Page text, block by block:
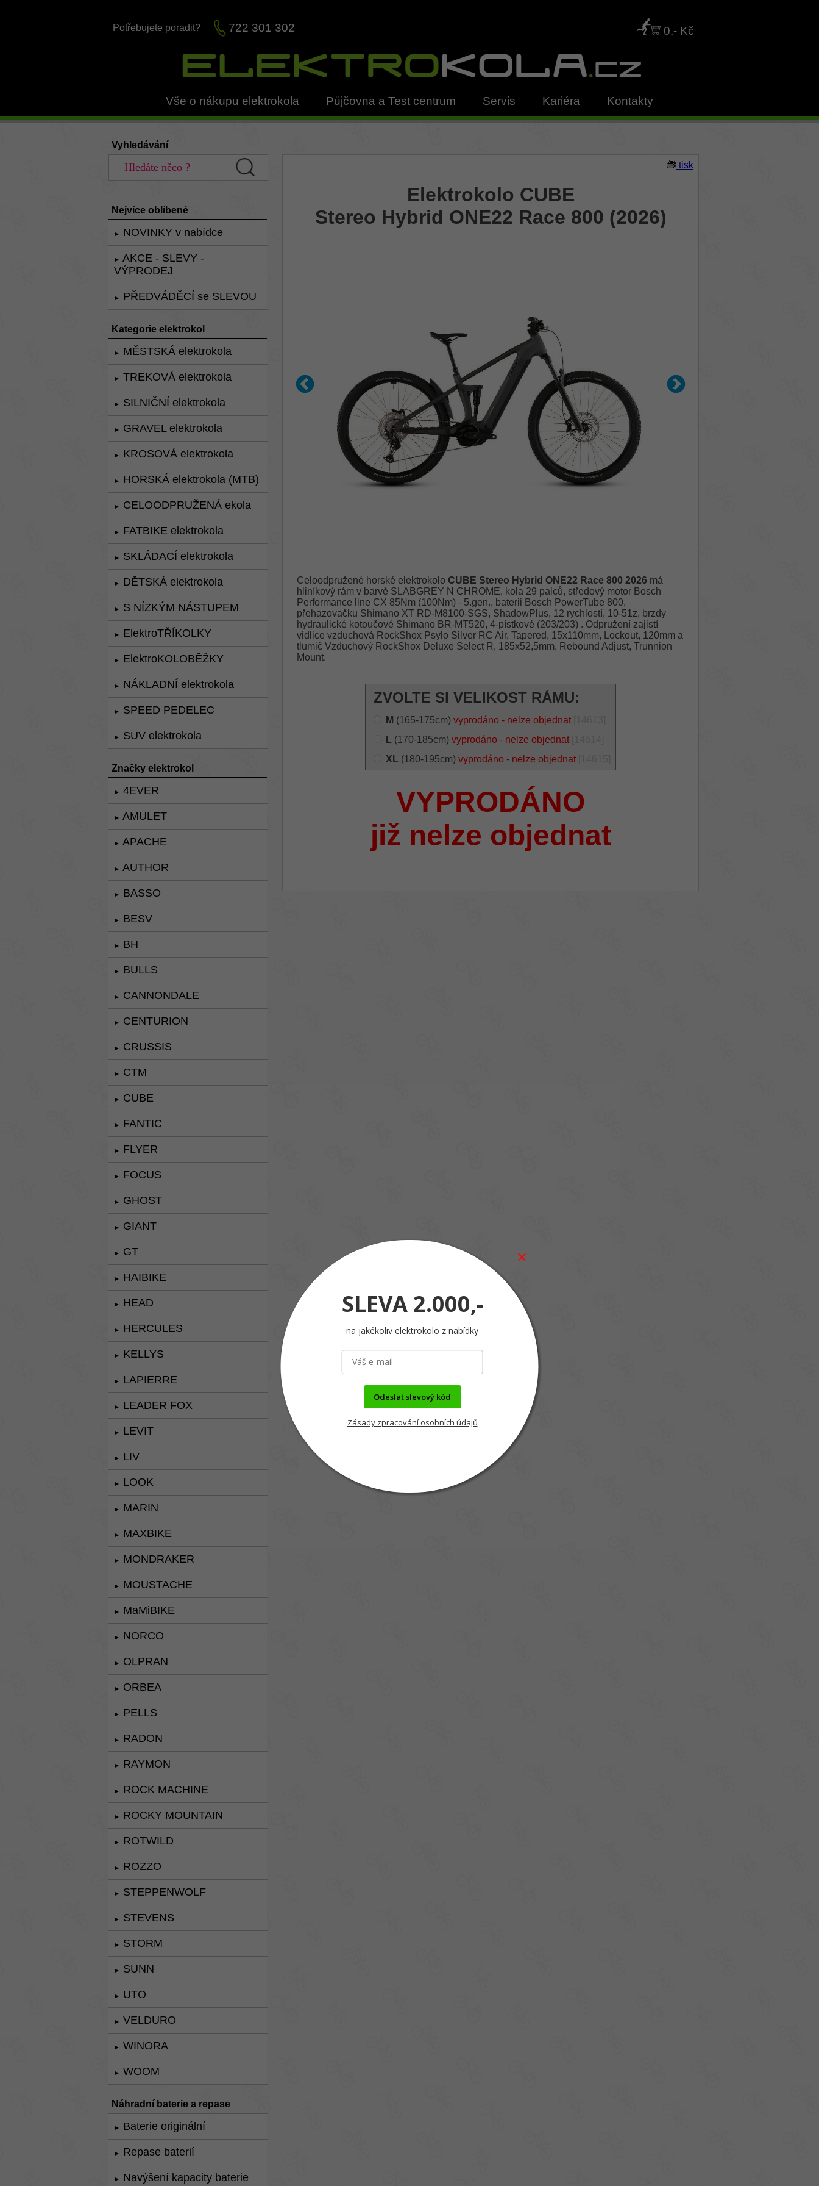
Potřebujete poradit? 722 301 302 0,- Kč
Vše o nákupu elektrokola Půjčovna a Test centrum Servis Kariéra Kontakty
Vyhledávání
Nejvíce oblíbené
► NOVINKY v nabídce
►
AKCE - SLEVY -
VÝPRODEJ
► PŘEDVÁDĚCÍ se SLEVOU
Kategorie elektrokol
► MĚSTSKÁ elektrokola
► TREKOVÁ elektrokola
► SILNIČNÍ elektrokola
► GRAVEL elektrokola
► KROSOVÁ elektrokola
► HORSKÁ elektrokola (MTB)
► CELOODPRUŽENÁ ekola
► FATBIKE elektrokola
► SKLÁDACÍ elektrokola
► DĚTSKÁ elektrokola
► S NÍZKÝM NÁSTUPEM
► ElektroTŘÍKOLKY
► ElektroKOLOBĚŽKY
► NÁKLADNÍ elektrokola
► SPEED PEDELEC
► SUV elektrokola
Značky elektrokol
► 4EVER
► AMULET
► APACHE
► AUTHOR
► BASSO
► BESV
► BH
► BULLS
► CANNONDALE
► CENTURION
► CRUSSIS
► CTM
► CUBE
► FANTIC
► FLYER
► FOCUS
► GHOST
► GIANT
► GT
► HAIBIKE
► HEAD
► HERCULES
► KELLYS
► LAPIERRE
► LEADER FOX
► LEVIT
► LIV
► LOOK
► MARIN
► MAXBIKE
► MONDRAKER
► MOUSTACHE
► MaMiBIKE
► NORCO
► OLPRAN
► ORBEA
► PELLS
► RADON
► RAYMON
► ROCK MACHINE
► ROCKY MOUNTAIN
► ROTWILD
► ROZZO
► STEPPENWOLF
► STEVENS
► STORM
► SUNN
► UTO
► VELDURO
► WINORA
► WOOM
Náhradní baterie a repase
► Baterie originální
► Repase baterií
► Navýšení kapacity baterie
tisk
Elektrokolo CUBE
Stereo Hybrid ONE22 Race 800 (2026)
Celoodpružené horské elektrokolo CUBE Stereo Hybrid ONE22 Race 800 2026 má
hliníkový rám v barvě SLABGREY N CHROME, kola 29 palců, středový motor Bosch
Performance line CX 85Nm (100Nm) - 5.gen., baterii Bosch PowerTube 800,
přehazovačku Shimano XT RD-M8100-SGS, ShadowPlus, 12 rychlostí, 10-51z, brzdy
hydraulické kotoučové Shimano BR-MT520, 4-pístkové (203/203) . Odpružení zajistí
vidlice vzduchová RockShox Psylo Silver RC Air, Tapered, 15x110mm, Lockout, 120mm a
tlumič Vzduchový RockShox Deluxe Select R, 185x52,5mm, Rebound Adjust, Trunnion
Mount.
ZVOLTE SI VELIKOST RÁMU:
M (165-175cm) vyprodáno - nelze objednat
L (170-185cm) vyprodáno - nelze objednat
XL (180-195cm) vyprodáno - nelze objednat
VYPRODÁNO
již nelze objednat
SLEVA 2.000,-
na jakékoliv elektrokolo z nabídky
Odeslat slevový kód
Zásady zpracování osobních údajů